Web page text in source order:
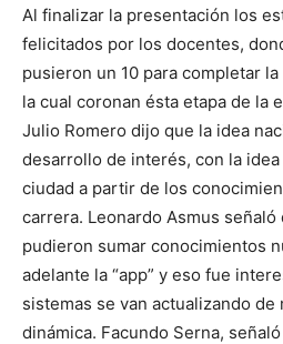
Al finalizar la presentación los
felicitados por los docentes,
pusieron un 10 para completar
la cual coronan ésta etapa de la
Julio Romero dijo que la idea
desarrollo de interés, con la
ciudad a partir de los
carrera. Leonardo Asmus
pudieron sumar conocimientos
adelante la “app” y eso fue
sistemas se van actualizando de
dinámica. Facundo Serna,